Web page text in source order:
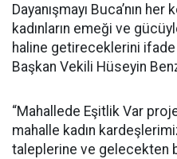
Dayanışmayı Buca’nın her
kadınların emeği ve
haline getireceklerini
Başkan Vekili Hüseyin
“Mahallede Eşitlik Var
mahalle kadın
taleplerine ve gelecekten